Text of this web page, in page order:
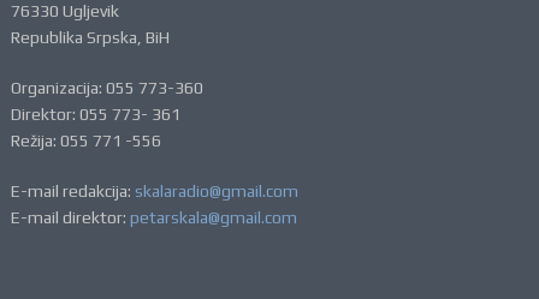
76330 Ugljevik
Republika Srpska, BiH
Organizacija: 055 773-360
Direktor: 055 773- 361
Režija: 055 771 -556
E-mail redakcija: skalaradio@gmail.com
E-mail direktor: petarskala@gmail.com